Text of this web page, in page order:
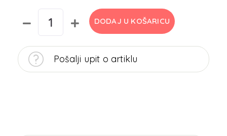
DODAJ U KOŠARICU
Pošalji upit o artiklu